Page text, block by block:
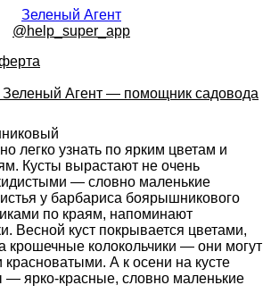
Зеленый Агент
@help_super_app
Агент — помощник садовода
легко узнать по ярким цветам и
Кусты вырастают не очень
— словно маленькие
у барбариса боярышникового
по краям, напоминают
Весной куст покрывается цветами,
крошечные колокольчики — они могут
А к осени на кусте
— ярко-красные, словно маленькие